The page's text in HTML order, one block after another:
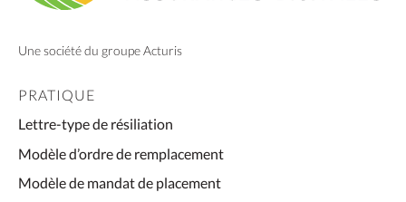
Une société du groupe Acturis
PRATIQUE
Lettre-type de résiliation
Modèle d’ordre de remplacement
Modèle de mandat de placement